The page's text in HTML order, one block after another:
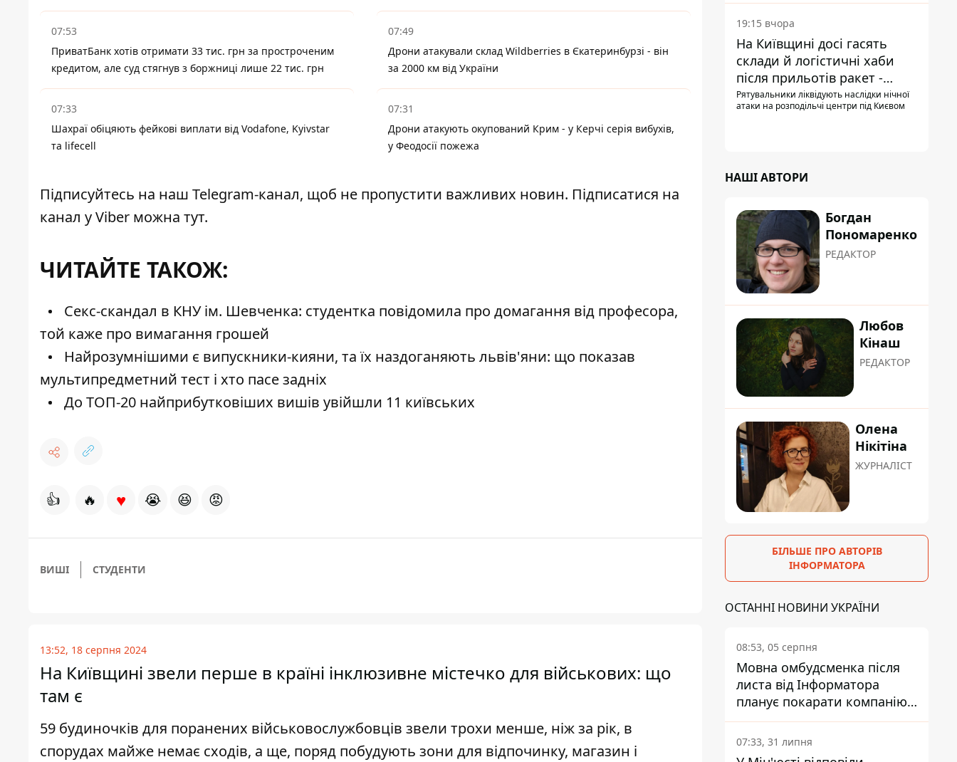
07:53
ПриватБанк хотів отримати 33 тис. грн за простроченим
кредитом, але суд стягнув з боржниці лише 22 тис. грн
07:49
Дрони атакували склад Wildberries в Єкатеринбурзі - він
за 2000 км від України
07:33
Шахраї обіцяють фейкові виплати від Vodafone, Kyivstar
та lifecell
07:31
Дрони атакують окупований Крим - у Керчі серія вибухів,
у Феодосії пожежа
Підписуйтесь на наш Telegram-канал, щоб не пропустити важливих новин. Підписатися на
канал у Viber можна тут.
ЧИТАЙТЕ ТАКОЖ:
Секс-скандал в КНУ ім. Шевченка: студентка повідомила про домагання від професора,
той каже про вимагання грошей
Найрозумнішими є випускники-кияни, та їх наздоганяють львів'яни: що показав
мультипредметний тест і хто пасе задніх
До ТОП-20 найприбутковіших вишів увійшли 11 київських
👍 🔥 ♥ 😭 😆 😡
ВИШІ СТУДЕНТИ
13:52, 18 серпня 2024
На Київщині звели перше в країні інклюзивне містечко для військових: що
там є
59 будиночків для поранених військовослужбовців звели трохи менше, ніж за рік, в
спорудах майже немає сходів, а ще, поряд побудують зони для відпочинку, магазин і
19:15 вчора
На Київщині досі гасять
склади й логістичні хаби
після прильотів ракет -
ДСНС
Рятувальники ліквідують наслідки нічної
атаки на розподільчі центри під Києвом
НАШІ АВТОРИ
Богдан
Пономаренко
РЕДАКТОР
Любов
Кінаш
РЕДАКТОР
Олена
Нікітіна
ЖУРНАЛІСТ
БІЛЬШЕ ПРО АВТОРІВ
ІНФОРМАТОРА
ОСТАННІ НОВИНИ УКРАЇНИ
08:53, 05 серпня
Мовна омбудсменка після
листа від Інформатора
планує покарати компанію-
підрядника ПриватБанку
07:33, 31 липня